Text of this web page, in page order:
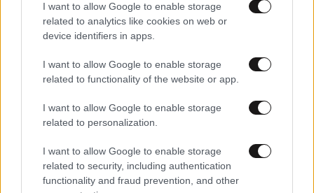
I want to allow Google to enable storage
related to analytics like cookies on web or
device identifiers in apps.
I want to allow Google to enable storage
related to functionality of the website or app.
I want to allow Google to enable storage
related to personalization.
I want to allow Google to enable storage
related to security, including authentication
functionality and fraud prevention, and other
»Και θέλω, κλείνοντας, να ευχαριστήσω ιδιαίτερα την
Ελληνική Ένωση Ασθενών που μας βοήθησε στη
σύνταξη του ερωτηματολογίου και να καλέσω τους
συμπολίτες μας να απαντούν, ξεκαθαρίζοντας ότι
προσωπικά τους δεδομένα είναι απολύτως ασφαλή
και άρα δεν έχουν να φοβούνται τίποτα από το να